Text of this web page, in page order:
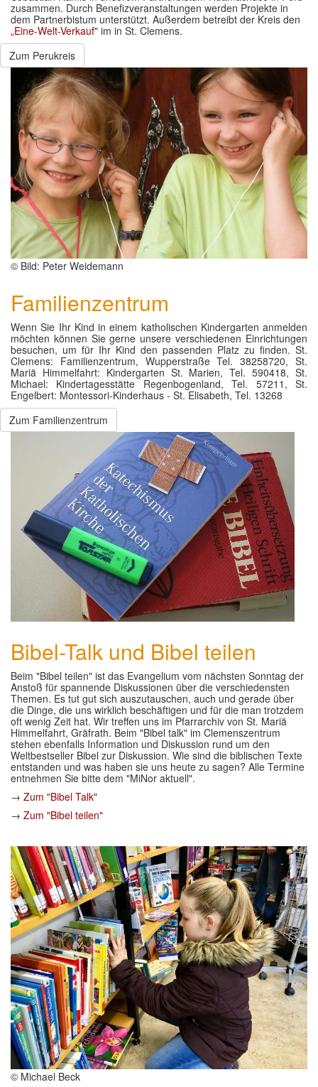
zusammen. Durch Benefizveranstaltungen werden Projekte in
dem Partnerbistum unterstützt. Außerdem betreibt der Kreis den
„Eine-Welt-Verkauf" im in St. Clemens.
Zum Perukreis
© Bild: Peter Weidemann
Familienzentrum
Wenn Sie Ihr Kind in einem katholischen Kindergarten anmelden
möchten können Sie gerne unsere verschiedenen Einrichtungen
besuchen, um für Ihr Kind den passenden Platz zu finden. St.
Clemens: Familienzentrum, Wupperstraße Tel. 38258720, St.
Mariä Himmelfahrt: Kindergarten St. Marien, Tel. 590418, St.
Michael: Kindertagesstätte Regenbogenland, Tel. 57211, St.
Engelbert: Montessori-Kinderhaus - St. Elisabeth, Tel. 13268
Zum Familienzentrum
Bibel-Talk und Bibel teilen
Beim "Bibel teilen" ist das Evangelium vom nächsten Sonntag der
Anstoß für spannende Diskussionen über die verschiedensten
Themen. Es tut gut sich auszutauschen, auch und gerade über
die Dinge, die uns wirklich beschäftigen und für die man trotzdem
oft wenig Zeit hat. Wir treffen uns im Pfarrarchiv von St. Mariä
Himmelfahrt, Gräfrath. Beim "Bibel talk" im Clemenszentrum
stehen ebenfalls Information und Diskussion rund um den
Weltbestseller Bibel zur Diskussion. Wie sind die biblischen Texte
entstanden und was haben sie uns heute zu sagen? Alle Termine
entnehmen Sie bitte dem "MiNor aktuell".
→ Zum "Bibel Talk"
→ Zum "Bibel teilen"
© Michael Beck